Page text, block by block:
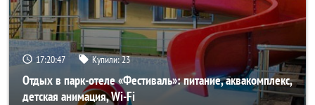
17:20:47 Купили:23
Отдых в парк-отеле «Фестиваль»: питание, аквакомплекс,
детская анимация, Wi-Fi